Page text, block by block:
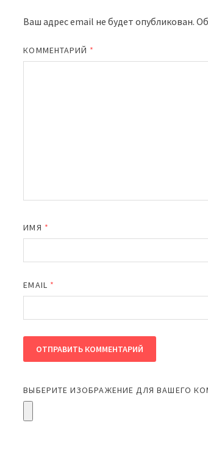
Ваш адрес email не будет опубликован.
КОММЕНТАРИЙ *
ИМЯ *
EMAIL *
ВЫБЕРИТЕ ИЗОБРАЖЕНИЕ ДЛЯ ВАШЕГО